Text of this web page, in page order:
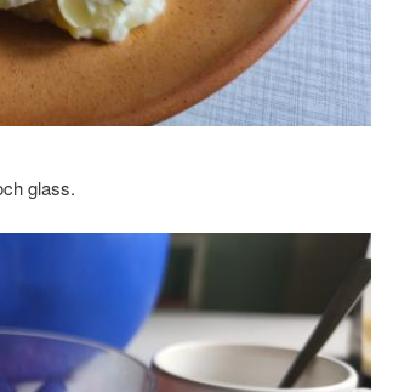
glass.